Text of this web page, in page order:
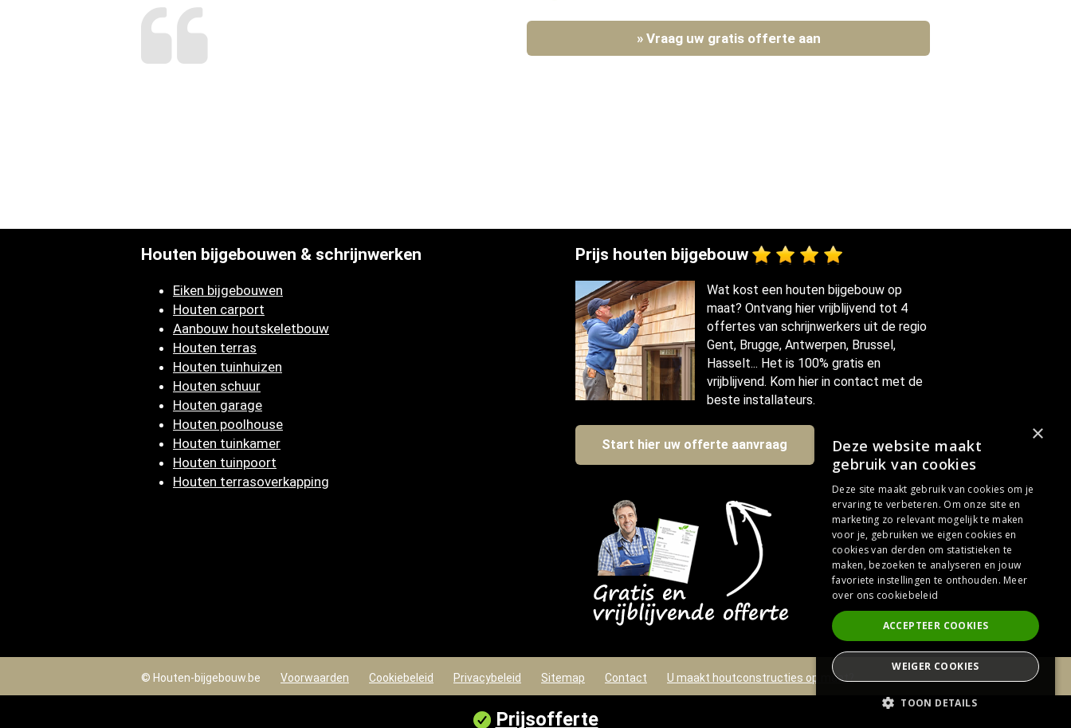
» Vraag uw gratis offerte aan
Houten bijgebouwen & schrijnwerken
Eiken bijgebouwen
Houten carport
Aanbouw houtskeletbouw
Houten terras
Houten tuinhuizen
Houten schuur
Houten garage
Houten poolhouse
Houten tuinkamer
Houten tuinpoort
Houten terrasoverkapping
Prijs houten bijgebouw
Wat kost een houten bijgebouw op
maat? Ontvang hier vrijblijvend tot 4
offertes van schrijnwerkers uit de regio
Gent, Brugge, Antwerpen, Brussel,
Hasselt... Het is 100% gratis en
vrijblijvend. Kom hier in contact met de
beste installateurs.
Start hier uw offerte aanvraag
© Houten-bijgebouw.be Voorwaarden Cookiebeleid Privacybeleid Sitemap Contact U maakt houtconstructies op maat?
Prijsofferte
×
Deze website maakt
gebruik van cookies
Deze site maakt gebruik van cookies om je
ervaring te verbeteren. Om onze site en
marketing zo relevant mogelijk te maken
voor je, gebruiken we eigen cookies en
cookies van derden om statistieken te
maken, bezoeken te analyseren en jouw
favoriete instellingen te onthouden. Meer
over ons cookiebeleid
ACCEPTEER COOKIES
WEIGER COOKIES
TOON DETAILS